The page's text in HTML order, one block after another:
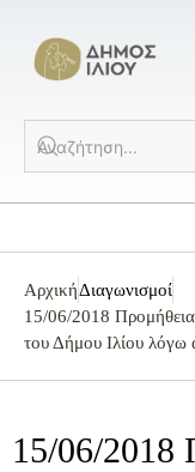
ΑρχικήΔιαγωνισμοί
15/06/2018 Προμήθεια
του Δήμου Ιλίου λόγω
15/06/2018